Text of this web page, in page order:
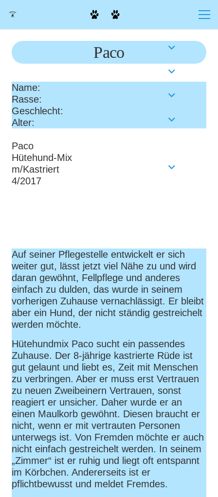
Paco
Name:
Rasse:
Geschlecht:
Alter:
Paco
Hütehund-Mix
m/Kastriert
4/2017
Auf seiner Pflegestelle entwickelt er sich
weiter gut, lässt jetzt viel Nähe zu und wird
daran gewöhnt, Fellpflege und anderes
einfach zu dulden, das wurde in seinem
vorherigen Zuhause vernachlässigt. Er bleibt
aber ein Hund, der nicht ständig gestreichelt
werden möchte.
Hütehundmix Paco sucht ein passendes
Zuhause. Der 8-jährige kastrierte Rüde ist
gut gelaunt und liebt es, Zeit mit Menschen
zu verbringen. Aber er muss erst Vertrauen
zu neuen Zweibeinern Vertrauen, sonst
reagiert er unsicher. Daher wurde er an
einen Maulkorb gewöhnt. Diesen braucht er
nicht, wenn er mit vertrauten Personen
unterwegs ist. Von Fremden möchte er auch
nicht einfach gestreichelt werden. In seinem
„Zimmer“ ist er ruhig und liegt oft entspannt
im Körbchen. Andererseits ist er
pflichtbewusst und meldet Fremdes.